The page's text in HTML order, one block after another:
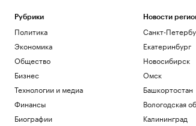
В Армении назвали необоснованными
ограничения на экспорт в Россию
Политика
Рубрики
Политика
Экономика
Общество
Бизнес
Технологии и медиа
Финансы
Биографии
Новости
Санкт-
Екатеринбург
Новосибирск
Омск
Башкортостан
Вологодская
Калининград